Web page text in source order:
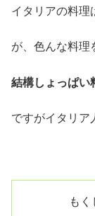
イタリアの料理
が、色んな料理
結構しょっぱい
ですがイタリア
もく